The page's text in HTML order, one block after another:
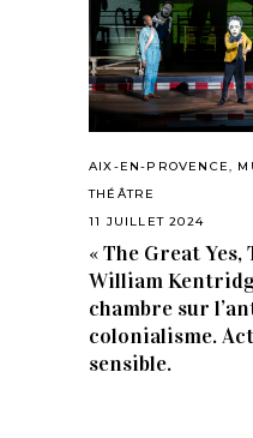
AIX-EN-PROVENCE,
THÉÂTRE
11 JUILLET 2024
« The Great Yes,
William
chambre sur
colonialisme.
sensible.